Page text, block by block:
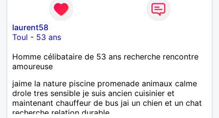
laurent58
Toul - 53 ans
Homme célibataire de 53 ans recherche rencontre
amoureuse
jaime la nature piscine promenade animaux calme
drole tres sensible je suis ancien cuisinier et
maintenant chauffeur de bus jai un chien et un chat
recherche relation durable